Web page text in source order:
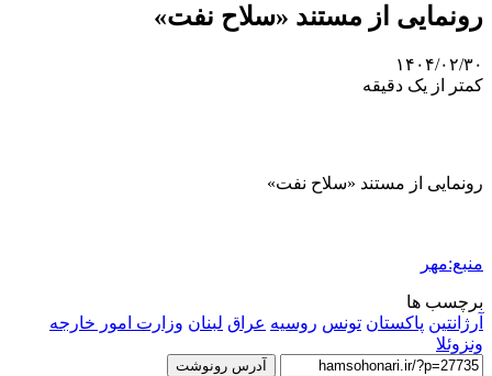
رونمایی از مستند «سلاح نفت»
۱۴۰۴/۰۲/۳۰
کمتر از یک دقیقه
رونمایی از مستند «سلاح نفت»
منبع:مهر
برچسب ها
آرژانتین پاکستان تونس روسیه عراق لبنان وزارت امور خارجه
ونزوئلا
آدرس رونوشت